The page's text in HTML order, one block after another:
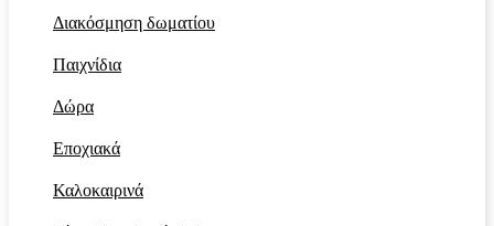
Διακόσμηση δωματίου
Παιχνίδια
Δώρα
Εποχιακά
Καλοκαιρινά